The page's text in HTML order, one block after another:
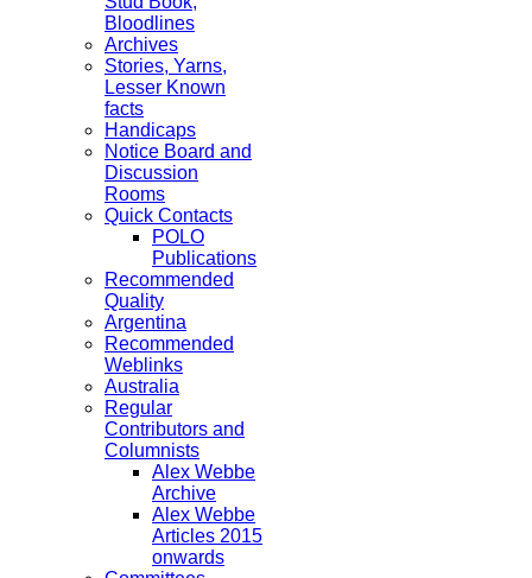
Bloodlines
Archives
Stories, Yarns,
Lesser Known
facts
Handicaps
Notice Board and
Discussion
Rooms
Quick Contacts
POLO
Publications
Recommended
Quality
Argentina
Recommended
Weblinks
Australia
Regular
Contributors and
Columnists
Alex Webbe
Archive
Alex Webbe
Articles 2015
onwards